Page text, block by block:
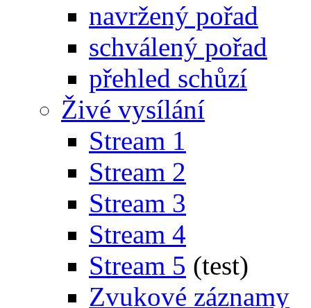
navržený pořad
schválený pořad
přehled schůzí
Živé vysílání
Stream 1
Stream 2
Stream 3
Stream 4
Stream 5 (test)
Zvukové záznamy